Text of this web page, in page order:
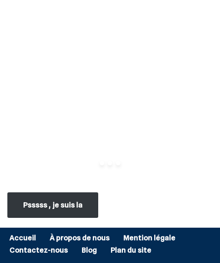
Psssss , je suis la
Accueil À propos de nous
Mention légale
Contactez-nous
Blog Plan du site